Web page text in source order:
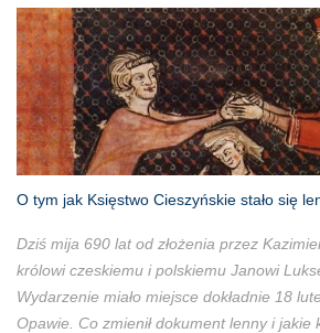
O tym jak Księstwo Cieszyńskie stało się
Dziś mija 690 lat od złożenia przez
królowi czeskiemu i polskiemu Janowi
Wydarzenie miało miejsce dokładnie 18
Opawie. Co zmienił dokument lenny i jakie